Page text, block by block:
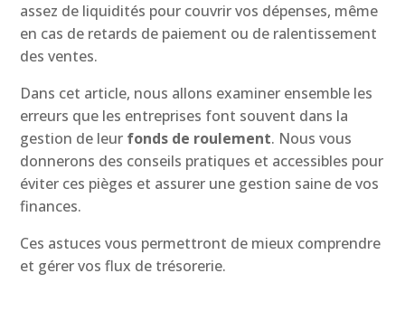
assez de liquidités pour couvrir vos dépenses, même
en cas de retards de paiement ou de ralentissement
des ventes.
Dans cet article, nous allons examiner ensemble les
erreurs que les entreprises font souvent dans la
gestion de leur fonds de roulement. Nous vous
donnerons des conseils pratiques et accessibles pour
éviter ces pièges et assurer une gestion saine de vos
finances.
Ces astuces vous permettront de mieux comprendre
et gérer vos flux de trésorerie.